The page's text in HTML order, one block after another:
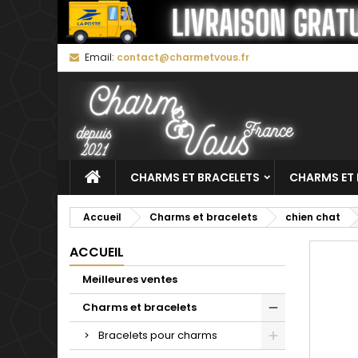
Email: contact@charmetvous.fr
CHARMS ET BRACELETS CHARMS ET
Accueil Charms et bracelets chien chat
ACCUEIL
Meilleures ventes
Charms et bracelets
Bracelets pour charms